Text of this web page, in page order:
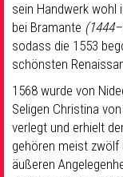
sein Handwerk wohl
bei Bramante
sodass die 1553
schönsten
1568 wurde von
Seligen Christina
verlegt und erhielt
gehören meist zwölf
äußeren